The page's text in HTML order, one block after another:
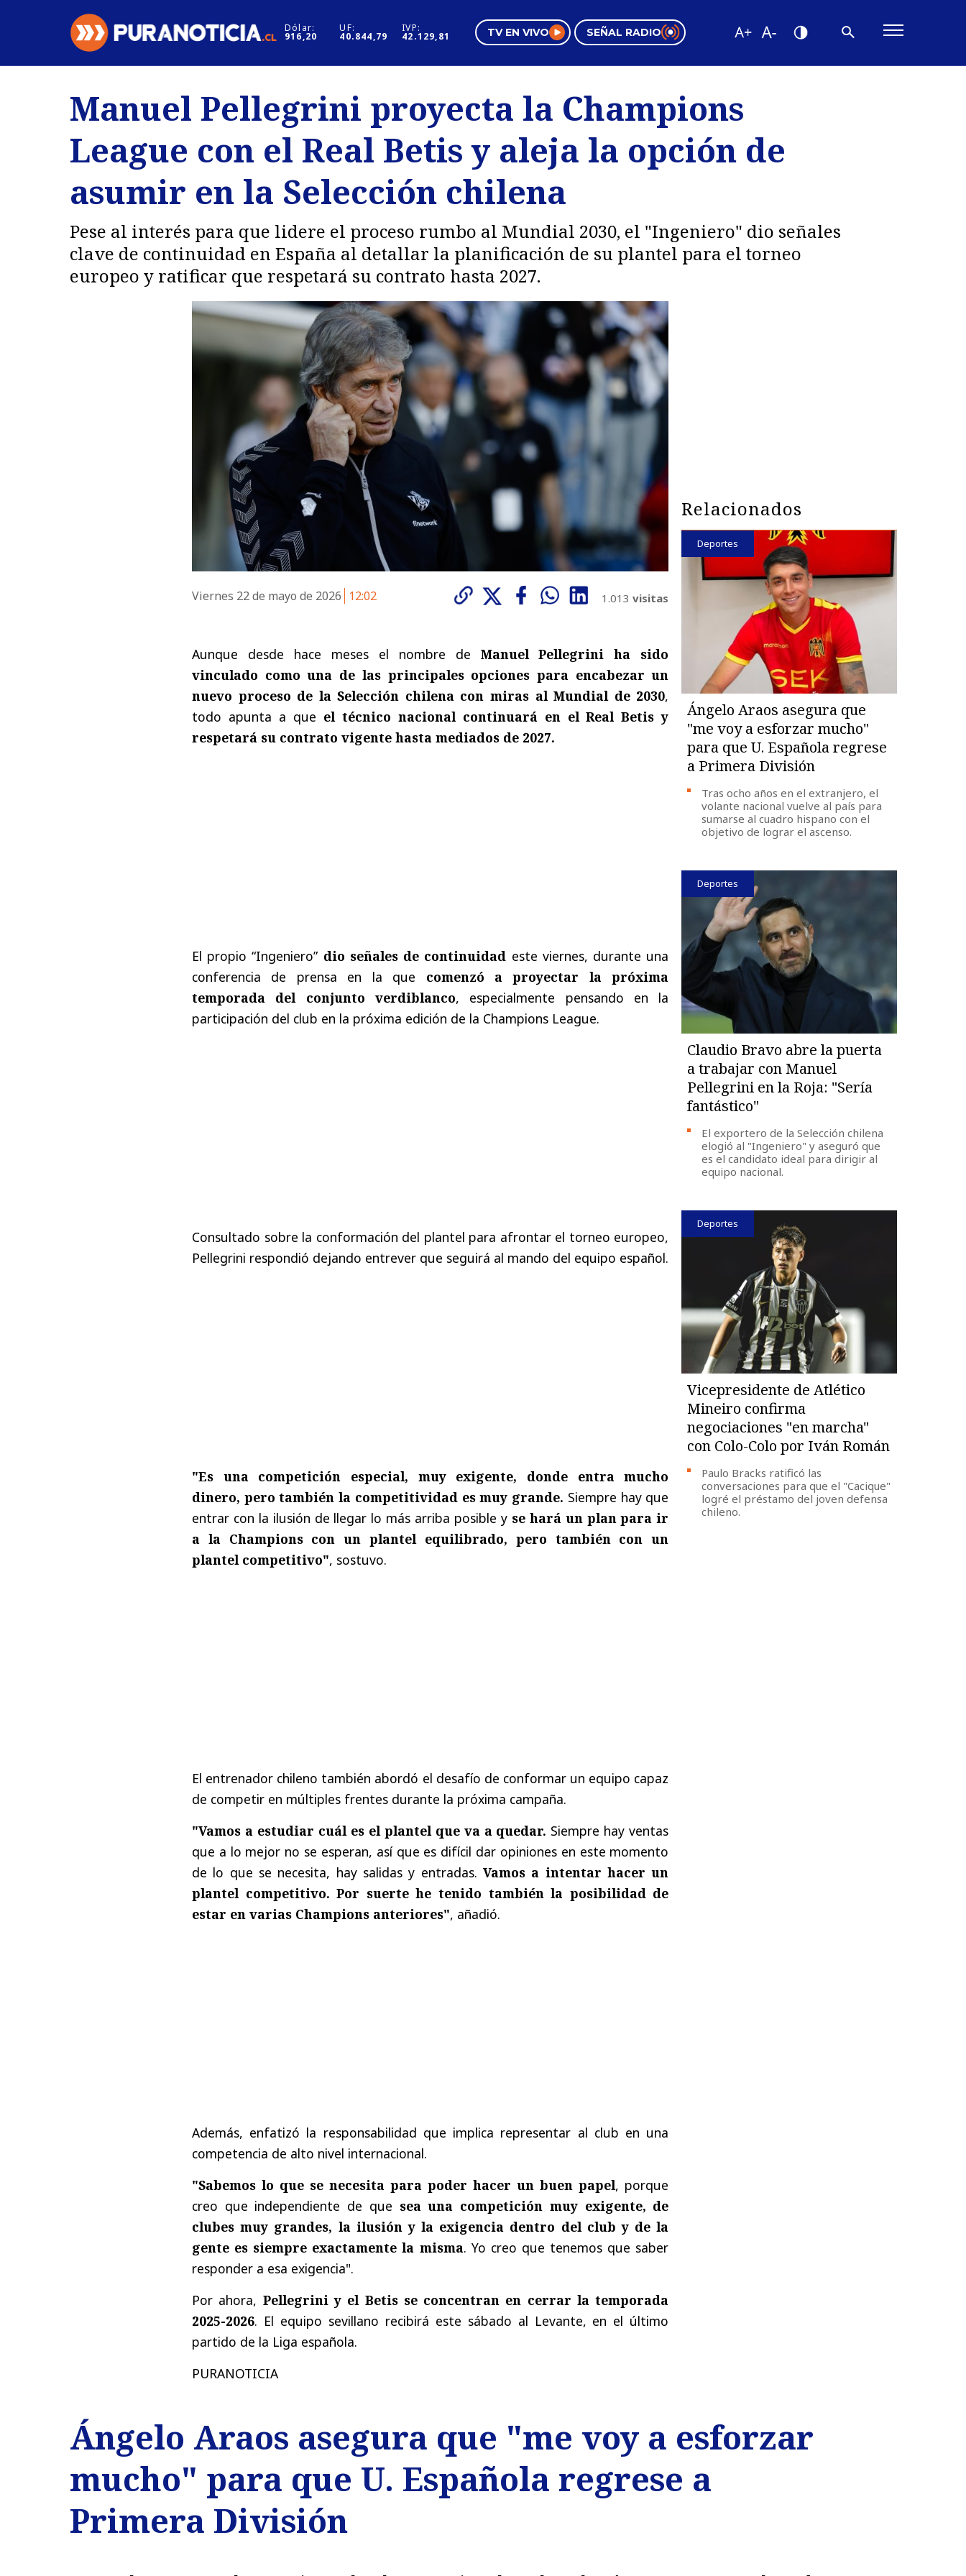
Dólar:
916,20
UF:
40.844,79
IVP:
42.129,81 TV EN VIVO SEÑAL RADIO
Regiones
Deportes
Internacional
Motores
Negocios
Pura Mujer
Tendencias
Videos
Manuel Pellegrini proyecta la Champions
League con el Real Betis y aleja la opción de
asumir en la Selección chilena
Pese al interés para que lidere el proceso rumbo al Mundial 2030, el "Ingeniero" dio señales
clave de continuidad en España al detallar la planificación de su plantel para el torneo
europeo y ratificar que respetará su contrato hasta 2027.
Viernes 22 de mayo de 2026 12:02 1.013 visitas
Aunque desde hace meses el nombre de Manuel Pellegrini ha sido
vinculado como una de las principales opciones para encabezar un
nuevo proceso de la Selección chilena con miras al Mundial de 2030,
todo apunta a que el técnico nacional continuará en el Real Betis y
respetará su contrato vigente hasta mediados de 2027.
El propio “Ingeniero” dio señales de continuidad este viernes, durante una
conferencia de prensa en la que comenzó a proyectar la próxima
temporada del conjunto verdiblanco, especialmente pensando en la
participación del club en la próxima edición de la Champions League.
Consultado sobre la conformación del plantel para afrontar el torneo europeo,
Pellegrini respondió dejando entrever que seguirá al mando del equipo español.
"Es una competición especial, muy exigente, donde entra mucho
dinero, pero también la competitividad es muy grande. Siempre hay que
entrar con la ilusión de llegar lo más arriba posible y se hará un plan para ir
a la Champions con un plantel equilibrado, pero también con un
plantel competitivo", sostuvo.
El entrenador chileno también abordó el desafío de conformar un equipo capaz
de competir en múltiples frentes durante la próxima campaña.
"Vamos a estudiar cuál es el plantel que va a quedar. Siempre hay ventas
que a lo mejor no se esperan, así que es difícil dar opiniones en este momento
de lo que se necesita, hay salidas y entradas. Vamos a intentar hacer un
plantel competitivo. Por suerte he tenido también la posibilidad de
estar en varias Champions anteriores", añadió.
Además, enfatizó la responsabilidad que implica representar al club en una
competencia de alto nivel internacional.
"Sabemos lo que se necesita para poder hacer un buen papel, porque
creo que independiente de que sea una competición muy exigente, de
clubes muy grandes, la ilusión y la exigencia dentro del club y de la
gente es siempre exactamente la misma. Yo creo que tenemos que saber
responder a esa exigencia".
Por ahora, Pellegrini y el Betis se concentran en cerrar la temporada
2025-2026. El equipo sevillano recibirá este sábado al Levante, en el último
partido de la Liga española.
PURANOTICIA
Relacionados
Deportes
Ángelo Araos asegura que
"me voy a esforzar mucho"
para que U. Española regrese
a Primera División
Tras ocho años en el extranjero, el
volante nacional vuelve al país para
sumarse al cuadro hispano con el
objetivo de lograr el ascenso.
Deportes
Claudio Bravo abre la puerta
a trabajar con Manuel
Pellegrini en la Roja: "Sería
fantástico"
El exportero de la Selección chilena
elogió al "Ingeniero" y aseguró que
es el candidato ideal para dirigir al
equipo nacional.
Deportes
Vicepresidente de Atlético
Mineiro confirma
negociaciones "en marcha"
con Colo-Colo por Iván Román
Paulo Bracks ratificó las
conversaciones para que el "Cacique"
logré el préstamo del joven defensa
chileno.
Ángelo Araos asegura que "me voy a esforzar
mucho" para que U. Española regrese a
Primera División